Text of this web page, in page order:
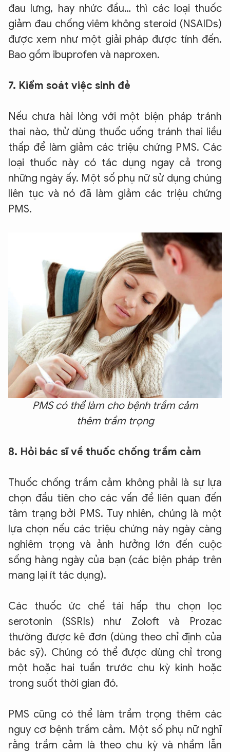
đau lưng, hay nhức đầu… thì các loại thuốc
giảm đau chống viêm không steroid (NSAIDs)
được xem như một giải pháp được tính đến.
Bao gồm ibuprofen và naproxen.
7. Kiểm soát việc sinh đẻ
Nếu chưa hài lòng với một biện pháp tránh
thai nào, thử dùng thuốc uống tránh thai liều
thấp để làm giảm các triệu chứng PMS. Các
loại thuốc này có tác dụng ngay cả trong
những ngày ấy. Một số phụ nữ sử dụng chúng
liên tục và nó đã làm giảm các triệu chứng
PMS.
PMS có thể làm cho bệnh trầm cảm
thêm trầm trọng
8. Hỏi bác sĩ về thuốc chống trầm cảm
Thuốc chống trầm cảm không phải là sự lựa
chọn đầu tiên cho các vấn đề liên quan đến
tâm trạng bởi PMS. Tuy nhiên, chúng là một
lựa chọn nếu các triệu chứng này ngày càng
nghiêm trọng và ảnh hưởng lớn đến cuộc
sống hàng ngày của bạn (các biện pháp trên
mang lại ít tác dụng).
Các thuốc ức chế tái hấp thu chọn lọc
serotonin (SSRIs) như Zoloft và Prozac
thường được kê đơn (dùng theo chỉ định của
bác sỹ). Chúng có thể được dùng chỉ trong
một hoặc hai tuần trước chu kỳ kinh hoặc
trong suốt thời gian đó.
PMS cũng có thể làm trầm trọng thêm các
nguy cơ bệnh trầm cảm. Một số phụ nữ nghĩ
rằng trầm cảm là theo chu kỳ và nhầm lẫn